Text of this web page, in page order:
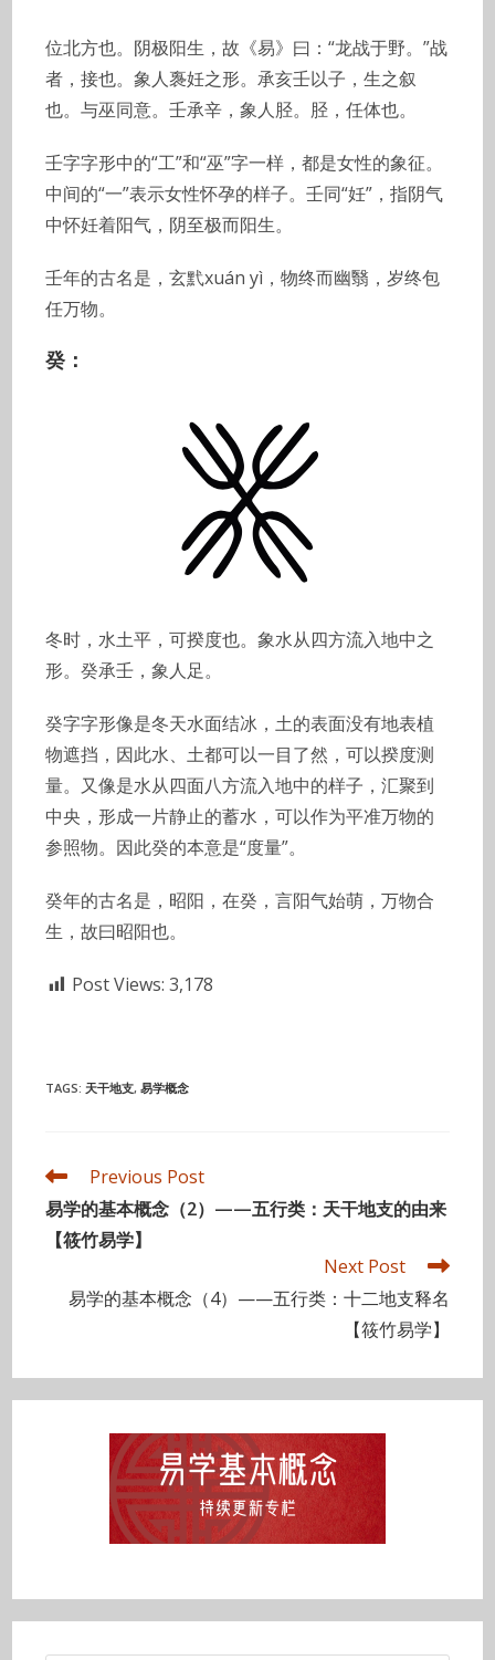
位北方也。阴极阳生，故《易》曰：“龙战于野。”战
者，接也。象人褢妊之形。承亥壬以子，生之叙
也。与巫同意。壬承辛，象人胫。胫，任体也。
壬字字形中的“工”和“巫”字一样，都是女性的象征。
中间的“一”表示女性怀孕的样子。壬同“妊”，指阴气
中怀妊着阳气，阴至极而阳生。
壬年的古名是，玄黓xuán yì，物终而幽翳，岁终包
任万物。
癸：
冬时，水土平，可揆度也。象水从四方流入地中之
形。癸承壬，象人足。
癸字字形像是冬天水面结冰，土的表面没有地表植
物遮挡，因此水、土都可以一目了然，可以揆度测
量。又像是水从四面八方流入地中的样子，汇聚到
中央，形成一片静止的蓄水，可以作为平准万物的
参照物。因此癸的本意是“度量”。
癸年的古名是，昭阳，在癸，言阳气始萌，万物合
生，故曰昭阳也。
Post Views: 3,178
TAGS: 天干地支, 易学概念
Read
more
articles
Previous Post
易学的基本概念（2）——五行类：天干地支的由来
【筱竹易学】
Next Post
易学的基本概念（4）——五行类：十二地支释名
【筱竹易学】